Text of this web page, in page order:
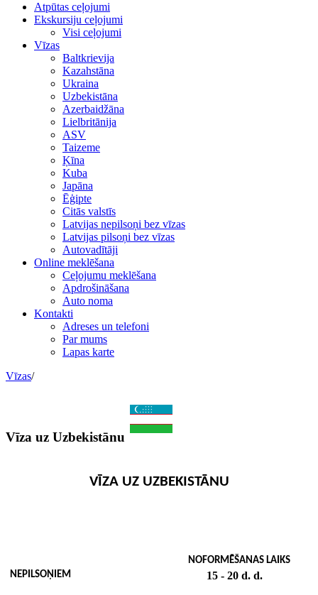
Atpūtas ceļojumi
Ekskursiju ceļojumi
Visi ceļojumi
Vīzas
Baltkrievija
Kazahstāna
Ukraina
Uzbekistāna
Azerbaidžāna
Lielbritānija
ASV
Taizeme
Ķīna
Kuba
Japāna
Ēģipte
Citās valstīs
Latvijas nepilsoņi bez vīzas
Latvijas pilsoņi bez vīzas
Autovadītāji
Online meklēšana
Ceļojumu meklēšana
Apdrošināšana
Auto noma
Kontakti
Adreses un telefoni
Par mums
Lapas karte
Vīzas/
Vīza uz Uzbekistānu
VĪZA UZ UZBEKISTĀNU
NEPILSOŅIEM
NOFORMĒŠANAS LAIKS
15 - 20 d. d.